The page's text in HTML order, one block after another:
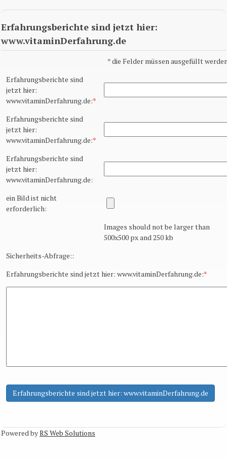
Erfahrungsberichte sind jetzt hier:
www.vitaminDerfahrung.de
*die Felder müssen ausgefüllt
Erfahrungsberichte sind
jetzt hier:
www.vitaminDerfahrung.de:*
Erfahrungsberichte sind
jetzt hier:
www.vitaminDerfahrung.de:*
Erfahrungsberichte sind
jetzt hier:
www.vitaminDerfahrung.de:
ein Bild ist nicht
erforderlich:
Images should not be larger than
500x500 px and 250 kb
Sicherheits-Abfrage::
Erfahrungsberichte sind jetzt hier: www.vitaminDerfahrung.de:*
Powered byRS Web Solutions